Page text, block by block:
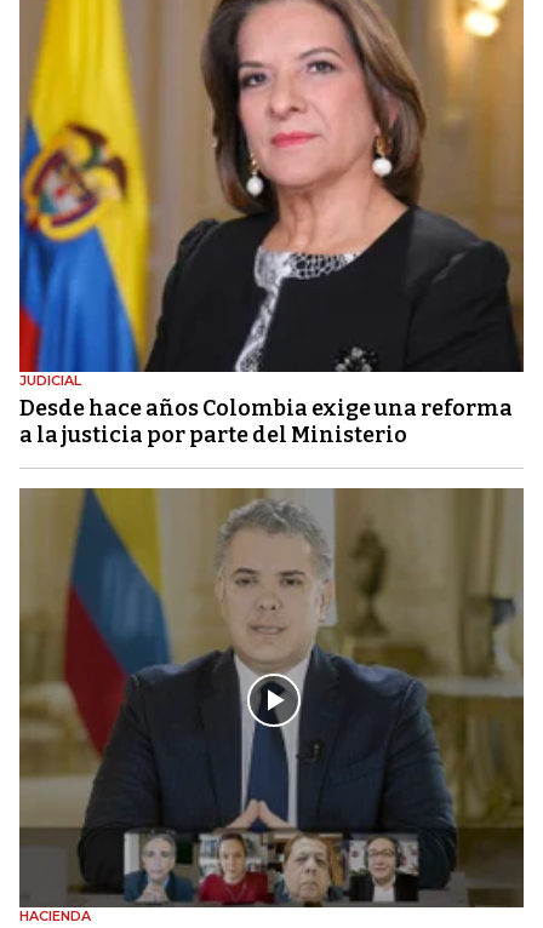
JUDICIAL
Desde hace años Colombia exige una reforma
a la justicia por parte del Ministerio
HACIENDA